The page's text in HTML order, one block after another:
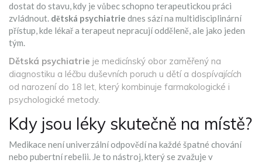
dostat do stavu, kdy je vůbec schopno terapeutickou práci
zvládnout. dětská psychiatrie dnes sází na multidisciplinární
přístup, kde lékař a terapeut nepracují odděleně, ale jako jeden
tým.
Dětská psychiatrie je medicínský obor zaměřený na
diagnostiku a léčbu duševních poruch u dětí a dospívajících
od narození do 18 let, který kombinuje farmakologické i
psychologické metody.
Kdy jsou léky skutečně na místě?
Medikace není univerzální odpovědí na každé špatné chování
nebo pubertní rebelii. Je to nástroj, který se zvažuje v